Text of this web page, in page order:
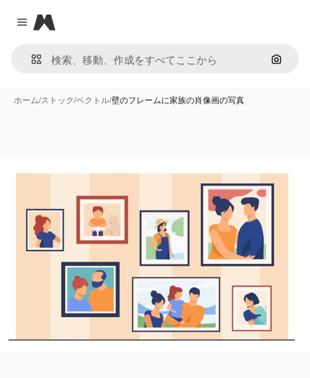
Close menu
Magnific
画像で
ホーム/ストック/ベクトル/壁のフレームに家族の肖像画の写真